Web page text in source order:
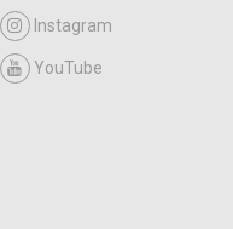
Instagram
YouTube